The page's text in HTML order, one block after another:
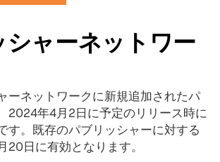
ャーネットワー
ーネットワークに新規追加されたパ
2024年4月2日に予定のリリース時に
す。既存のパブリッシャーに対する
日に有効となります。